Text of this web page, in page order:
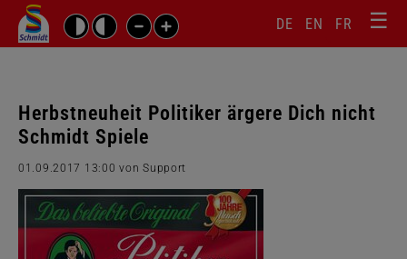
☰
DE EN FR
Suchbegriffe
Herbstneuheit Politiker ärgere Dich nicht
Schmidt Spiele
01.09.2017 13:00 von Support